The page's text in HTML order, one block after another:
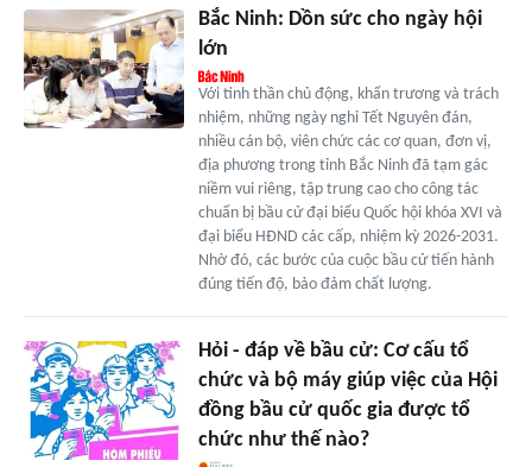
Bắc Ninh: Dồn sức cho ngày hội
lớn
Với tinh thần chủ động, khẩn trương và trách
nhiệm, những ngày nghỉ Tết Nguyên đán,
nhiều cán bộ, viên chức các cơ quan, đơn vị,
địa phương trong tỉnh Bắc Ninh đã tạm gác
niềm vui riêng, tập trung cao cho công tác
chuẩn bị bầu cử đại biểu Quốc hội khóa XVI và
đại biểu HĐND các cấp, nhiệm kỳ 2026-2031.
Nhờ đó, các bước của cuộc bầu cử tiến hành
đúng tiến độ, bảo đảm chất lượng.
Hỏi - đáp về bầu cử: Cơ cấu tổ
chức và bộ máy giúp việc của Hội
đồng bầu cử quốc gia được tổ
chức như thế nào?